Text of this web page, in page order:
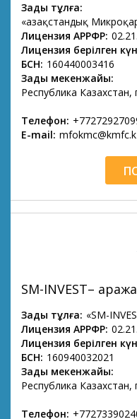
Заңды тұлға:
«Қазақстандық
Лицензия АРРФР:
Лицензия берілген
БСН: 160440003416
Заңды мекенжайы:
Республика
Телефон:
E-mail:
SM-INVEST–
Заңды тұлға: «SM-
Лицензия АРРФР:
Лицензия берілген
БСН: 160940032021
Заңды мекенжайы:
Республика Казахстан,
Телефон: